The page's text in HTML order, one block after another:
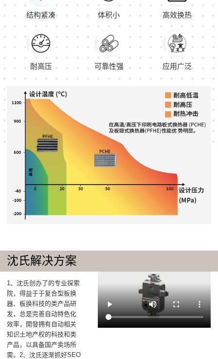
结构紧凑 体积小 高效换热
耐高压 可靠性强 应用广泛
沈氏解决方案
1、沈氏创办了的专业探索
院，得益于于复合型板换
器、板换科技的类产品研
发，总是完善自动特色化
效率，開發拥有自动相关
知识土地产权的科技和类
产品，以具备国产卖场所
需。2、沈氏逐渐抓好SEO